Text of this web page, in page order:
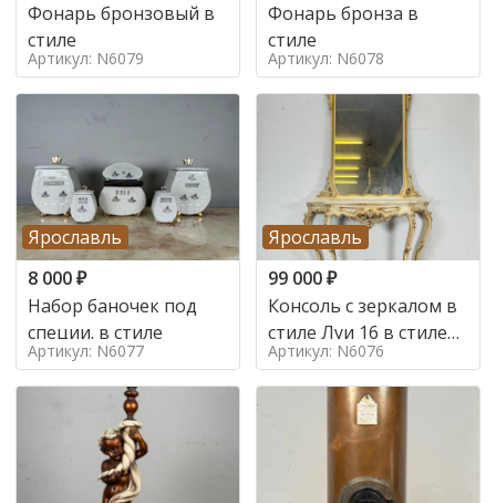
Фонарь бронзовый в
стиле
Артикул: N6079
Фонарь бронза в
стиле
Артикул: N6078
Ярославль
8 000₽
Набор баночек под
специи. в стиле
Артикул: N6077
Ярославль
99 000₽
Консоль с зеркалом в
стиле Луи 16 в стиле
Луи 16, Италия,
Артикул: N6076